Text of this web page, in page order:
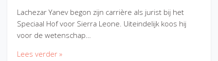
Lachezar Yanev begon zijn carrière als jurist bij het
Speciaal Hof voor Sierra Leone. Uiteindelijk koos hij
voor de wetenschap…
Lees verder »